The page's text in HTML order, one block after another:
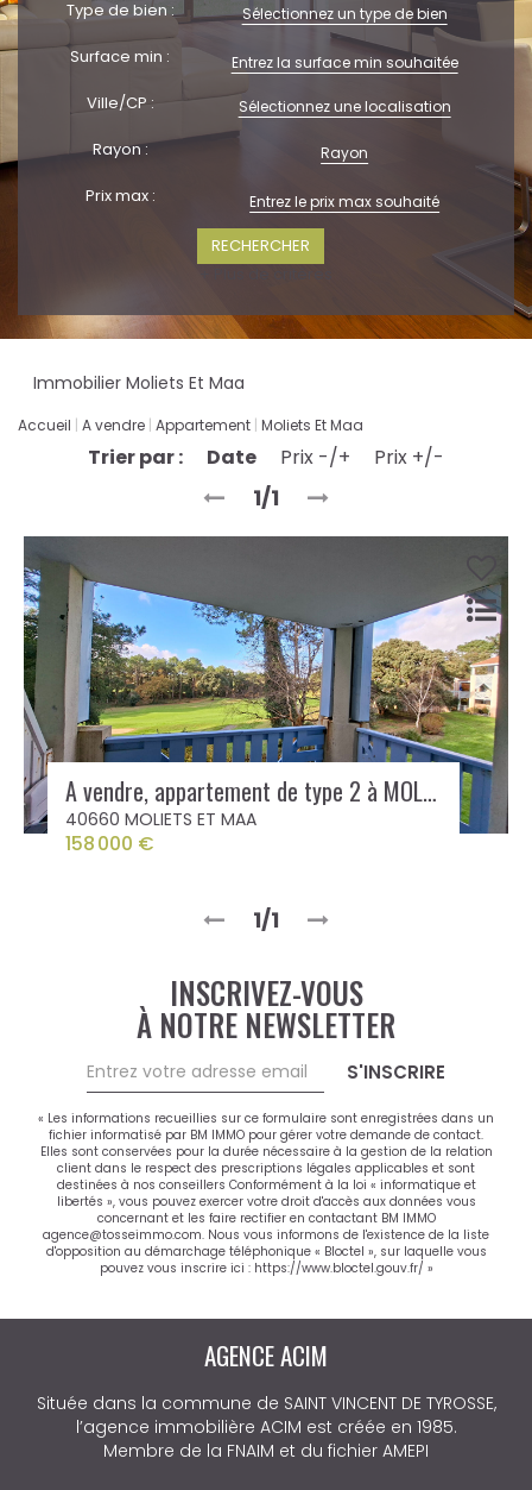
Type de bien : Sélectionnez un type de bien
Surface min :
Ville/CP : Sélectionnez une localisation
Rayon : Rayon
Prix max :
Immobilier Moliets Et Maa
Accueil A vendre Appartement Moliets Et Maa
Trier par : Date Prix -/+ Prix +/-
1/1
A vendre, appartement de type 2 à MOLIETS ET MAA
40660 MOLIETS ET MAA
158 000 €
1/1
INSCRIVEZ-VOUS
À NOTRE NEWSLETTER
S'INSCRIRE
« Les informations recueillies sur ce formulaire sont enregistrées dans un
fichier informatisé par BM IMMO pour gérer votre demande de contact.
Elles sont conservées pour la durée nécessaire à la gestion de la relation
client dans le respect des prescriptions légales applicables et sont
destinées à nos conseillers Conformément à la loi « informatique et
libertés », vous pouvez exercer votre droit d'accès aux données vous
concernant et les faire rectifier en contactant BM IMMO
agence@tosseimmo.com. Nous vous informons de l'existence de la liste
d'opposition au démarchage téléphonique « Bloctel », sur laquelle vous
pouvez vous inscrire ici : https://www.bloctel.gouv.fr/ »
AGENCE ACIM
Située dans la commune de SAINT VINCENT DE TYROSSE,
l’agence immobilière ACIM est créée en 1985.
Membre de la FNAIM et du fichier AMEPI